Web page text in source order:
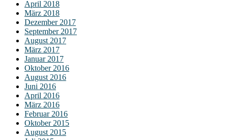
April 2018
März 2018
Dezember 2017
September 2017
August 2017
März 2017
Januar 2017
Oktober 2016
August 2016
Juni 2016
April 2016
März 2016
Februar 2016
Oktober 2015
August 2015